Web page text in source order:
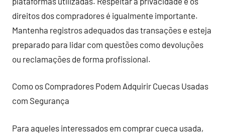
direitos dos compradores é igualmente importante.
Mantenha registros adequados das transações e esteja
preparado para lidar com questões como devoluções
ou reclamações de forma profissional.
Como os Compradores Podem Adquirir Cuecas Usadas
com Segurança
Para aqueles interessados em comprar cueca usada,